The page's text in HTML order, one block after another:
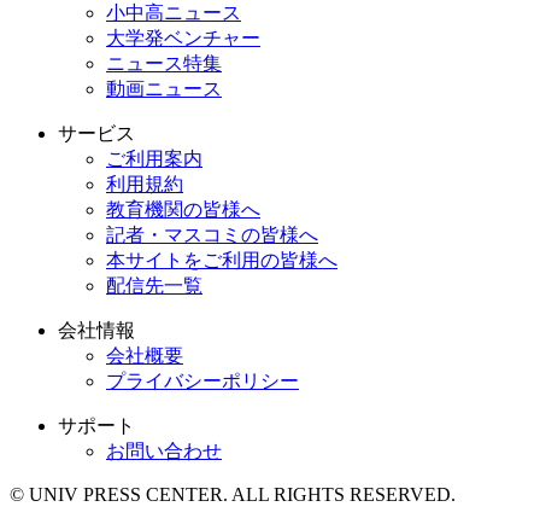
小中高ニュース
大学発ベンチャー
ニュース特集
動画ニュース
サービス
ご利用案内
利用規約
教育機関の皆様へ
記者・マスコミの皆様へ
本サイトをご利用の皆様へ
配信先一覧
会社情報
会社概要
プライバシーポリシー
サポート
お問い合わせ
© UNIV PRESS CENTER. ALL RIGHTS RESERVED.